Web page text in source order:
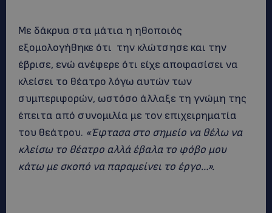
Με δάκρυα στα μάτια η ηθοποιός
εξομολογήθηκε ότι την κλώτσησε και την
έβρισε, ενώ ανέφερε ότι είχε αποφασίσει να
κλείσει το θέατρο λόγω αυτών των
συμπεριφορών, ωστόσο άλλαξε τη γνώμη της
έπειτα από συνομιλία με τον επιχειρηματία
του θεάτρου. «Έφτασα στο σημείο να θέλω να
κλείσω το θέατρο αλλά έβαλα το φόβο μου
κάτω με σκοπό να παραμείνει το έργο…».